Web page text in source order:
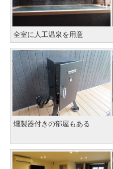
全室に人工温泉を用意
燻製器付きの部屋もある